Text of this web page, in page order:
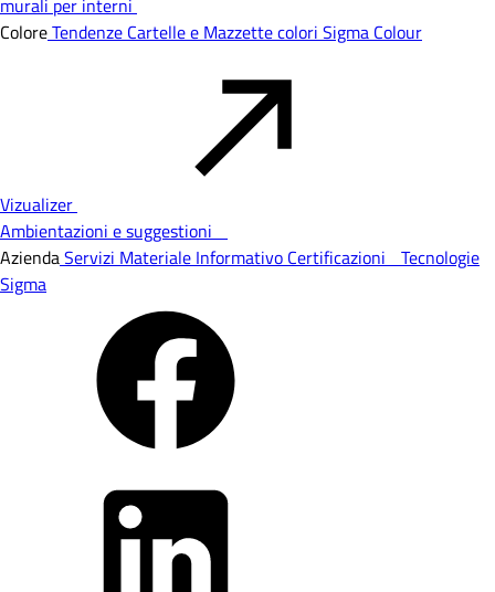
murali per interni
ColoreTendenze Cartelle e Mazzette colori Sigma Colour
Vizualizer
Ambientazioni e suggestioni
AziendaServizi Materiale Informativo Certificazioni Tecnologie
Sigma